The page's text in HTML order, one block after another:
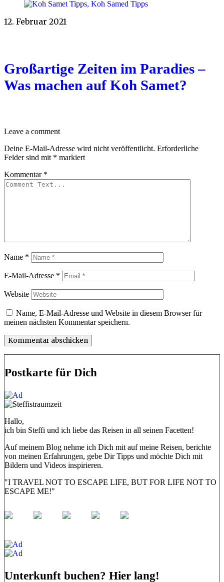
12. Februar 2021
Großartige Zeiten im Paradies –
Was machen auf Koh Samet?
Leave a comment
Deine E-Mail-Adresse wird nicht veröffentlicht. Erforderliche
Felder sind mit * markiert
Kommentar *
Name *
E-Mail-Adresse *
Website
Name, E-Mail-Adresse und Website in diesem Browser für
meinen nächsten Kommentar speichern.
Postkarte für Dich
Hallo,
ich bin Steffi und ich liebe das Reisen in all seinen Facetten!
Auf meinem Blog nehme ich Dich mit auf meine Reisen, berichte
von meinen Erfahrungen, gebe Dir Tipps und möchte Dich mit
Bildern und Videos inspirieren.
"I TRAVEL NOT TO ESCAPE LIFE, BUT FOR LIFE NOT TO
ESCAPE ME!"
Unterkunft buchen? Hier lang!